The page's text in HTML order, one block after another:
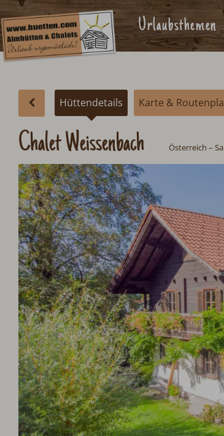
Urlaubsthemen
Hüttendetails Karte &
Chalet Weissenbach Österreich –